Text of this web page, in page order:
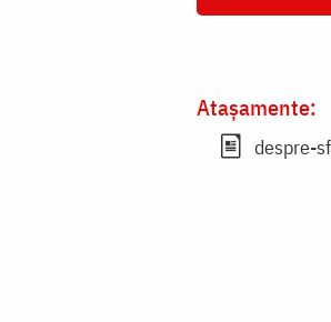
Atașamente:
despre-